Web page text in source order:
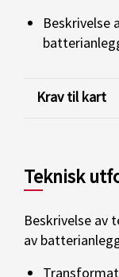
Beskrivelse
Krav til kart
Teknisk
Beskrivelse av
av